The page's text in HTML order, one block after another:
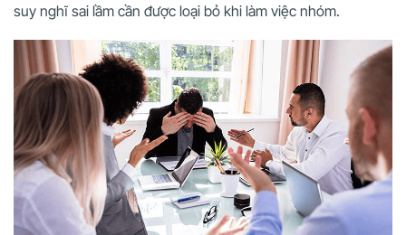
suy nghĩ sai lầm cần được loại bỏ khi làm việc nhóm.